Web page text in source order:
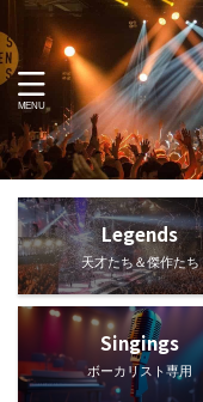
Legends
天才たち＆傑作たち
Singings
ボーカリスト専用